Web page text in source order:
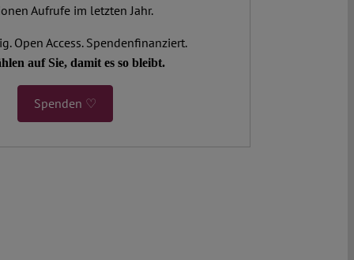
Aufrufe im letzten Jahr.
Open Access. Spendenfinanziert.
auf Sie, damit es so bleibt.
Spenden ♡